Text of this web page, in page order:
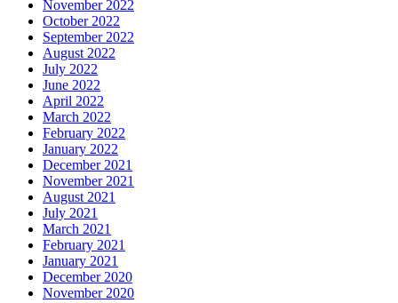
November 2022
October 2022
September 2022
August 2022
July 2022
June 2022
April 2022
March 2022
February 2022
January 2022
December 2021
November 2021
August 2021
July 2021
March 2021
February 2021
January 2021
December 2020
November 2020